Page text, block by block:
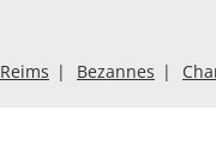
Reims Bezannes